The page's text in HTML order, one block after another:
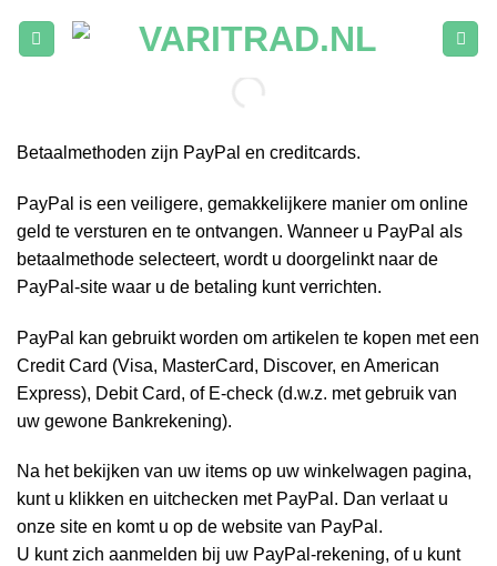
naar
Betaalmethoden zijn PayPal en creditcards.
PayPal is een veiligere, gemakkelijkere manier om online
geld te versturen en te ontvangen. Wanneer u PayPal als
betaalmethode selecteert, wordt u doorgelinkt naar de
PayPal-site waar u de betaling kunt verrichten.
PayPal kan gebruikt worden om artikelen te kopen met een
Credit Card (Visa, MasterCard, Discover, en American
Express), Debit Card, of E-check (d.w.z. met gebruik van
uw gewone Bankrekening).
Na het bekijken van uw items op uw winkelwagen pagina,
kunt u klikken en uitchecken met PayPal. Dan verlaat u
onze site en komt u op de website van PayPal.
U kunt zich aanmelden bij uw PayPal-rekening, of u kunt